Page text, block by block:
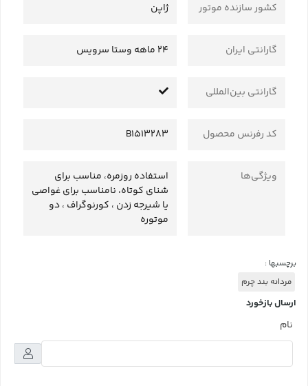
کشور سازنده موتور ژاپن
گارانتی ایران 24 ماهه وستا سرویس
گارانتی بین‌المللی
کد رفرنس محصول B1513283
ویژگی‌ها
استفاده روزمره، مناسب برای
شنای کوتاه، نامناسب برای غواصی
یا شیرجه زدن ، کورنوگراف ، دو
موتوره
برچسبها :
مردانه بند چرم
ارسال بازخورد
نام